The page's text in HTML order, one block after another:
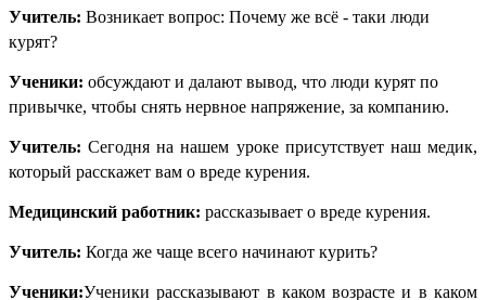
Учитель: Возникает вопрос: Почему же всё - таки люди
курят?
Ученики: обсуждают и далают вывод, что люди курят по
привычке, чтобы снять нервное напряжение, за компанию.
Учитель: Сегодня на нашем уроке присутствует наш медик,
который расскажет вам о вреде курения.
Медицинский работник: рассказывает о вреде курения.
Учитель: Когда же чаще всего начинают курить?
Ученики:Ученики рассказывают в каком возрасте и в каком